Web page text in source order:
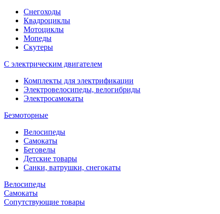
Снегоходы
Квадроциклы
Мотоциклы
Мопеды
Скутеры
С электрическим двигателем
Комплекты для электрификации
Электровелосипеды, велогибриды
Электросамокаты
Безмоторные
Велосипеды
Самокаты
Беговелы
Детские товары
Санки, ватрушки, снегокаты
Велосипеды
Самокаты
Сопутствующие товары